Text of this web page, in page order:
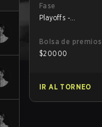
Fase
Playoffs -
Bolsa de premios
$20000
IR AL TORNEO